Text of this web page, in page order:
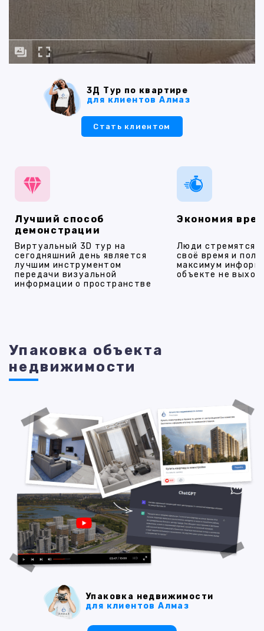
3Д Тур по квартире
для клиентов Алмаз
Стать клиентом
Лучший способ
демонстрации
Виртуальный 3D тур на
сегодняшний день является
лучшим инструментом
передачи визуальной
информации о пространстве
Экономия
Люди стремятся
своё время и
максимум
объекте не
Упаковка объекта
недвижимости
Упаковка недвижимости
для клиентов Алмаз